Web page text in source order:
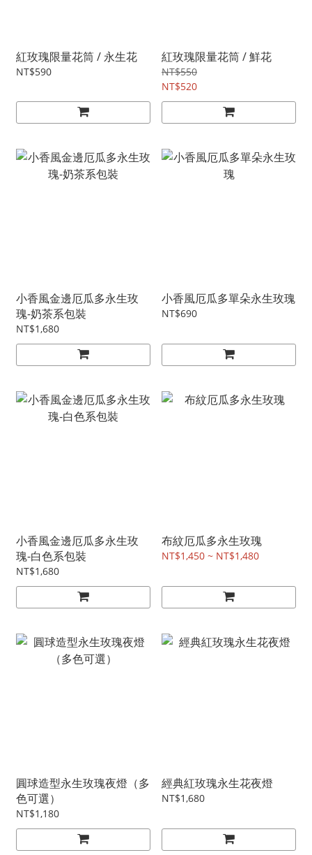
紅玫瑰限量花筒 / 永生花
NT$590
紅玫瑰限量花筒 / 鮮花
NT$550
NT$520
小香風金邊厄瓜多永生玫
瑰-奶茶系包裝
NT$1,680
小香風厄瓜多單朵永生玫瑰
NT$690
小香風金邊厄瓜多永生玫
瑰-白色系包裝
NT$1,680
布紋厄瓜多永生玫瑰
NT$1,450 ~ NT$1,480
圓球造型永生玫瑰夜燈（多
色可選）
NT$1,180
經典紅玫瑰永生花夜燈
NT$1,680